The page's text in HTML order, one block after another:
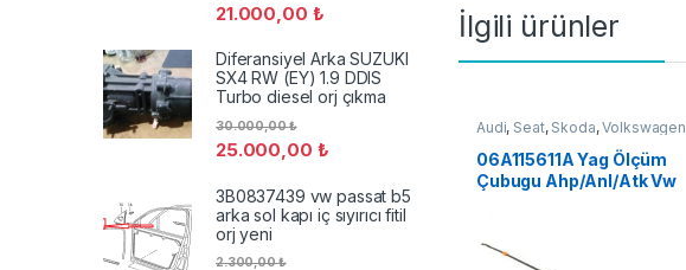
İlgili ürünler
Audi, Seat, Skoda,Volkswagen
06A115611A Yag Ölçüm
Çubugu Ahp/Anl/Atk Vw
21.000,00 ₺
Diferansiyel Arka SUZUKI
SX4 RW (EY) 1.9 DDIS
Turbo diesel orj çıkma
25.000,00 ₺
30.000,00₺
3B0837439 vw passat b5
arka sol kapı iç sıyırıcı fitil
orj yeni
2.300,00₺